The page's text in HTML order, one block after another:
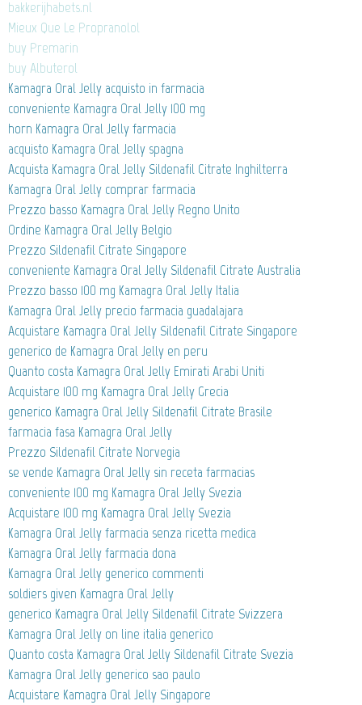
bakkerijhabets.nl
Mieux Que Le Propranolol
buy Premarin
buy Albuterol
Kamagra Oral Jelly acquisto in farmacia
conveniente Kamagra Oral Jelly 100 mg
horn Kamagra Oral Jelly farmacia
acquisto Kamagra Oral Jelly spagna
Acquista Kamagra Oral Jelly Sildenafil Citrate Inghilterra
Kamagra Oral Jelly comprar farmacia
Prezzo basso Kamagra Oral Jelly Regno Unito
Ordine Kamagra Oral Jelly Belgio
Prezzo Sildenafil Citrate Singapore
conveniente Kamagra Oral Jelly Sildenafil Citrate Australia
Prezzo basso 100 mg Kamagra Oral Jelly Italia
Kamagra Oral Jelly precio farmacia guadalajara
Acquistare Kamagra Oral Jelly Sildenafil Citrate Singapore
generico de Kamagra Oral Jelly en peru
Quanto costa Kamagra Oral Jelly Emirati Arabi Uniti
Acquistare 100 mg Kamagra Oral Jelly Grecia
generico Kamagra Oral Jelly Sildenafil Citrate Brasile
farmacia fasa Kamagra Oral Jelly
Prezzo Sildenafil Citrate Norvegia
se vende Kamagra Oral Jelly sin receta farmacias
conveniente 100 mg Kamagra Oral Jelly Svezia
Acquistare 100 mg Kamagra Oral Jelly Svezia
Kamagra Oral Jelly farmacia senza ricetta medica
Kamagra Oral Jelly farmacia dona
Kamagra Oral Jelly generico commenti
soldiers given Kamagra Oral Jelly
generico Kamagra Oral Jelly Sildenafil Citrate Svizzera
Kamagra Oral Jelly on line italia generico
Quanto costa Kamagra Oral Jelly Sildenafil Citrate Svezia
Kamagra Oral Jelly generico sao paulo
Acquistare Kamagra Oral Jelly Singapore